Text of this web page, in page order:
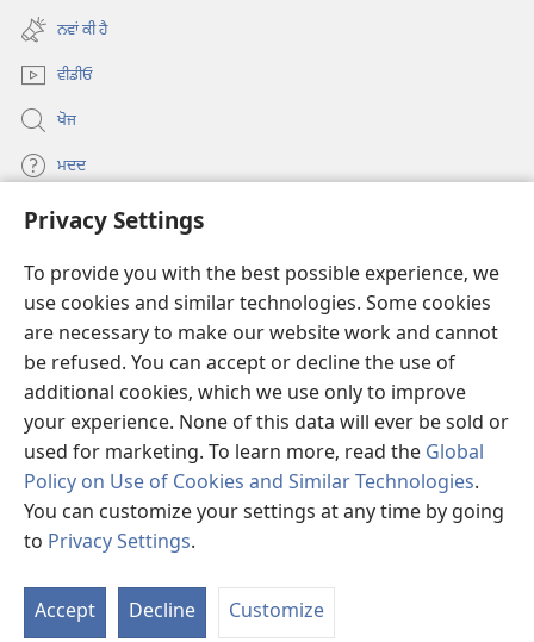
Privacy Settings
To provide you with the best possible experience, we
use cookies and similar technologies. Some cookies
are necessary to make our website work and cannot
be refused. You can accept or decline the use of
additional cookies, which we use only to improve
your experience. None of this data will ever be sold or
used for marketing. To learn more, read the Global
Policy on Use of Cookies and Similar Technologies.
You can customize your settings at any time by going
to Privacy Settings.
Accept Decline Customize
new
window)
ਨਵਾਂ ਕੀ ਹੈ
ਵੀਡੀਓ
ਖੋਜ
ਮਦਦ
ਦਾਨ
new
window)Watchtower ONLINE LIBRARY™
(opens
new
window)JW Hub
(opens
new
window)
®
Copyright© 2026 Watch Tower Bible and Tract Society of Pennsylvania.
ਵਰਤੋਂ ਦੀਆਂ ਸ਼ਰਤਾਂ